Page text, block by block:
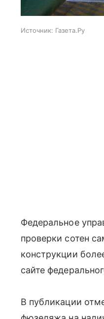
Источник: Газета.Ру
Федеральное
проверки сотен
конструкции
сайте
В публикации